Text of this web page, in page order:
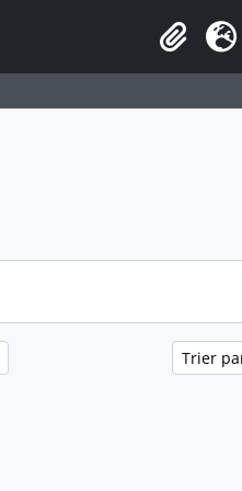
Clipboard
Trier